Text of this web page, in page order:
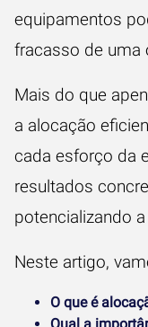
equipamentos
fracasso de uma
Mais do que
a alocação
cada esforço da
resultados
potencializando
Neste artigo,
O que é